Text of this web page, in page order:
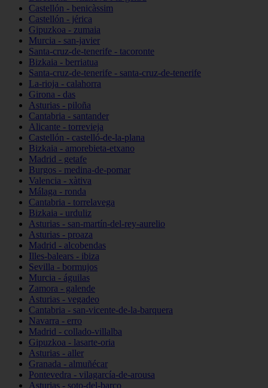
Castellón - benicàssim
Castellón - jérica
Gipuzkoa - zumaia
Murcia - san-javier
Santa-cruz-de-tenerife - tacoronte
Bizkaia - berriatua
Santa-cruz-de-tenerife - santa-cruz-de-tenerife
La-rioja - calahorra
Girona - das
Asturias - piloña
Cantabria - santander
Alicante - torrevieja
Castellón - castelló-de-la-plana
Bizkaia - amorebieta-etxano
Madrid - getafe
Burgos - medina-de-pomar
Valencia - xàtiva
Málaga - ronda
Cantabria - torrelavega
Bizkaia - urduliz
Asturias - san-martín-del-rey-aurelio
Asturias - proaza
Madrid - alcobendas
Illes-balears - ibiza
Sevilla - bormujos
Murcia - águilas
Zamora - galende
Asturias - vegadeo
Cantabria - san-vicente-de-la-barquera
Navarra - erro
Madrid - collado-villalba
Gipuzkoa - lasarte-oria
Asturias - aller
Granada - almuñécar
Pontevedra - vilagarcía-de-arousa
Asturias - soto-del-barco